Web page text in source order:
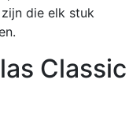
die elk stuk
Classic